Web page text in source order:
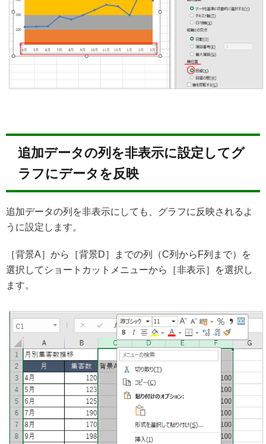
追加データの列を非表示に設定してグ
ラフにデータを反映
追加データの列を非表示にしても、グラフに反映されるよ
うに設定します。
［背景A］から［背景D］までの列（C列からF列まで）を
選択してショートカットメニューから［非表示］を選択し
ます。